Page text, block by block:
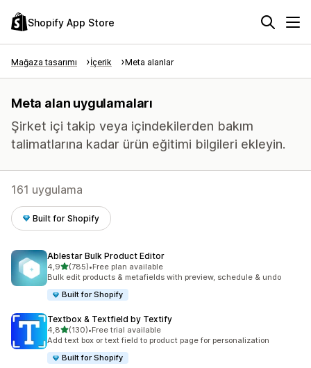
Shopify App Store
Mağaza tasarımı İçerik Meta alanlar
Meta alan uygulamaları
Şirket içi takip veya içindekilerden bakım
talimatlarına kadar ürün eğitimi bilgileri ekleyin.
161 uygulama
Built for Shopify
Ablestar Bulk Product Editor
4,95 yıldız üzerinden
(785)
toplam 785 değerlendirme
•Free plan available
Bulk edit products & metafields with preview, schedule & undo
Built for Shopify
Textbox & Textfield by Textify
4,85 yıldız üzerinden
(130)
toplam 130 değerlendirme
•Free trial available
Add text box or text field to product page for personalization
Built for Shopify